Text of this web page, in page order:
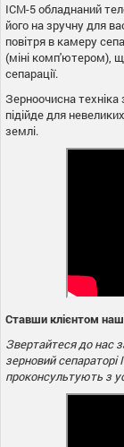
ІСМ-5 обладнаний
його на зручну для
повітря в камеру
(міні комп'ютером),
сепарації.
Зерноочисна
підійде для
землі.
Ставши клієнтом
Звертайтеся до нас
зерновий сепараторі
проконсультують з